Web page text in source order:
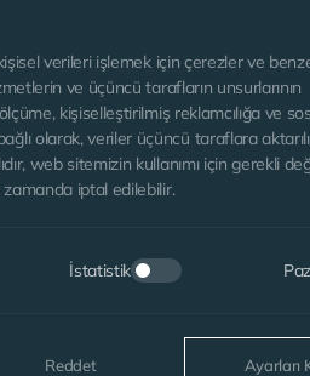
verileri işlemek için çerezler ve
ve üçüncü tarafların unsurlarının
kişiselleştirilmiş reklamcılığa ve
olarak, veriler üçüncü taraflara
web sitemizin kullanımı için gerekli
iptal edilebilir.
İstatistik
Reddet Ayarları